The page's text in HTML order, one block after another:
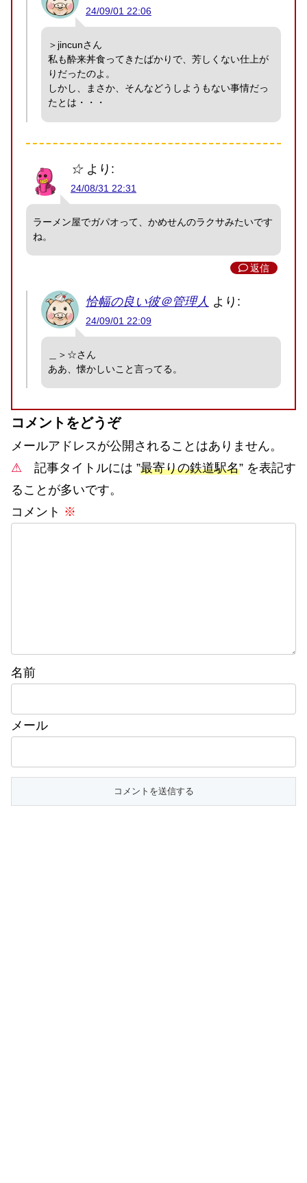
24/09/01 22:06
＞jincunさん
私も酔来丼食ってきたばかりで、芳しくない仕上が
りだったのよ。
しかし、まさか、そんなどうしようもない事情だっ
たとは・・・
☆ より:
24/08/31 22:31
ラーメン屋でガパオって、かめせんのラクサみたいです
ね。
返信
恰幅の良い彼＠管理人 より:
24/09/01 22:09
＿＞☆さん
ああ、懐かしいこと言ってる。
コメントをどうぞ
メールアドレスが公開されることはありません。
⚠ 記事タイトルには ”最寄りの鉄道駅名” を表記す
ることが多いです。
コメント ※
名前
メール